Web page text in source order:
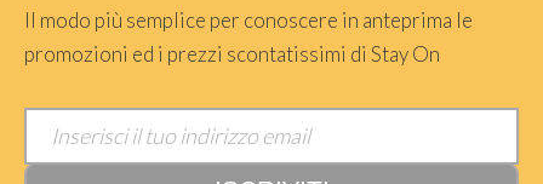
Il modo più semplice per conoscere in anteprima le
promozioni ed i prezzi scontatissimi di Stay On